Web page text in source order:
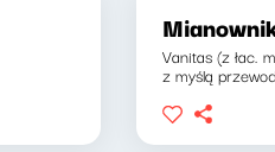
Vanitas (z łac.
z myślą